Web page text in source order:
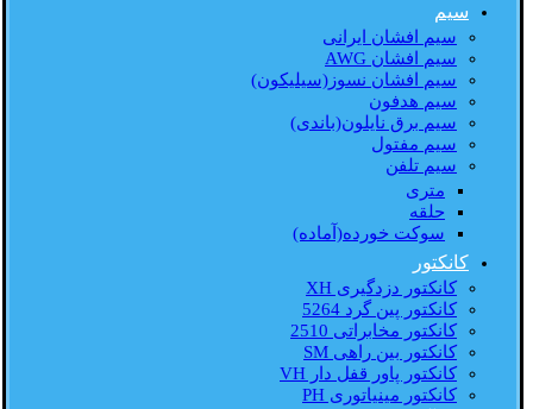
سیم
سیم افشان ایرانی
سیم افشان AWG
سیم افشان نسوز(سیلیکون)
سیم هدفون
سیم برق نایلون(باندی)
سیم مفتول
سیم تلفن
متری
حلقه
سوکت خورده(آماده)
کانکتور
کانکتور دزدگیری XH
کانکتور پین گرد 5264
کانکتور مخابراتی 2510
کانکتور بین راهی SM
کانکتور پاور قفل دار VH
کانکتور مینیاتوری PH